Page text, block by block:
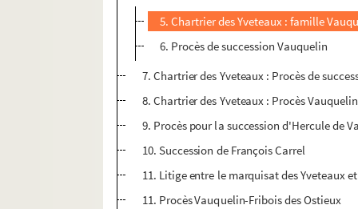
5. Chartrier des Yveteaux : famille
6. Procès de succession Vauquelin
7. Chartrier des Yveteaux : Procès de
8. Chartrier des Yveteaux : Procès Vauquelin
9. Procès pour la succession d'Hercule de
10. Succession de François Carrel
11. Litige entre le marquisat des Yveteaux
11. Procès Vauquelin-Fribois des Ostieux